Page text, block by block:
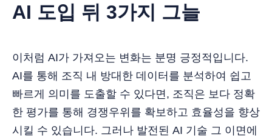
AI 도입 뒤 3가지 그늘
이처럼 AI가 가져오는 변화는 분명 긍정적입니다.
AI를 통해 조직 내 방대한 데이터를 분석하여 쉽고
빠르게 의미를 도출할 수 있다면, 조직은 보다 정확
한 평가를 통해 경쟁우위를 확보하고 효율성을 향상
시킬 수 있습니다. 그러나 발전된 AI 기술 그 이면에